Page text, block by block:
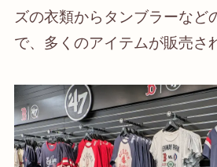
ズの衣類からタンブラーなど
で、多くのアイテムが販売さ